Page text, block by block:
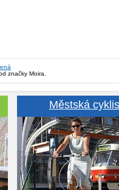
značky Moira.
Městská